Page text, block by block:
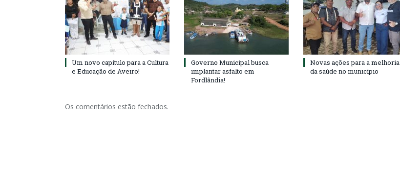
Um novo capítulo para a Cultura
e Educação de Aveiro!
Governo Municipal busca
implantar asfalto em
Fordlândia!
Novas ações para a melhoria
da saúde no município
Os comentários estão fechados.